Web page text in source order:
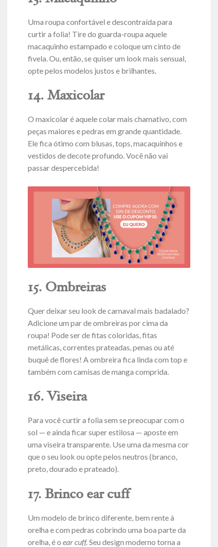
Uma roupa confortável e descontraída para
curtir a folia! Tire do guarda-roupa aquele
macaquinho estampado e coloque um cinto de
fivela. Ou, então, se quiser um look mais sensual,
opte pelos modelos justos e brilhantes.
14. Maxicolar
O maxicolar é aquele colar mais chamativo, com
peças maiores e pedras em grande quantidade.
Ele fica ótimo com blusas, tops, macaquinhos e
vestidos de decote profundo. Você não vai
passar despercebida!
15. Ombreiras
Quer deixar seu look de carnaval mais badalado?
Adicione um par de ombreiras por cima da
roupa! Pode ser de fitas coloridas, fitas
metálicas, correntes prateadas, penas ou até
buquê de flores! A ombreira fica linda com top e
também com camisas de manga comprida.
16. Viseira
Para você curtir a folia sem se preocupar com o
sol — e ainda ficar super estilosa — aposte em
uma viseira transparente. Use uma da mesma cor
que o seu look ou opte pelos neutros (branco,
preto, dourado e prateado).
17. Brinco ear cuff
Um modelo de brinco diferente, bem rente à
orelha e com pedras cobrindo uma boa parte da
orelha, é o ear cuff. Seu design moderno torna a